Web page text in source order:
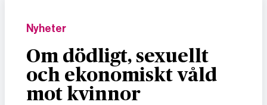
Nyheter
Om dödligt, sexuellt
och ekonomiskt våld
mot kvinnor